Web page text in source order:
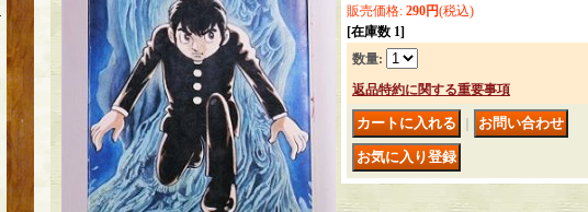
販売価格: 290円(税込)
[在庫数 1]
数量:
返品特約に関する重要事項